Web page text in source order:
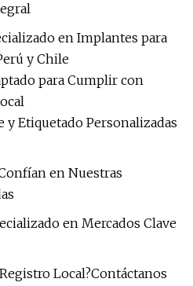
en Implantes para
y Chile
para Cumplir con
y Etiquetado Personalizadas
en Nuestras
en Mercados Clave
Local?Contáctanos